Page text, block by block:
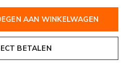
AAN WINKELWAGEN
BETALEN